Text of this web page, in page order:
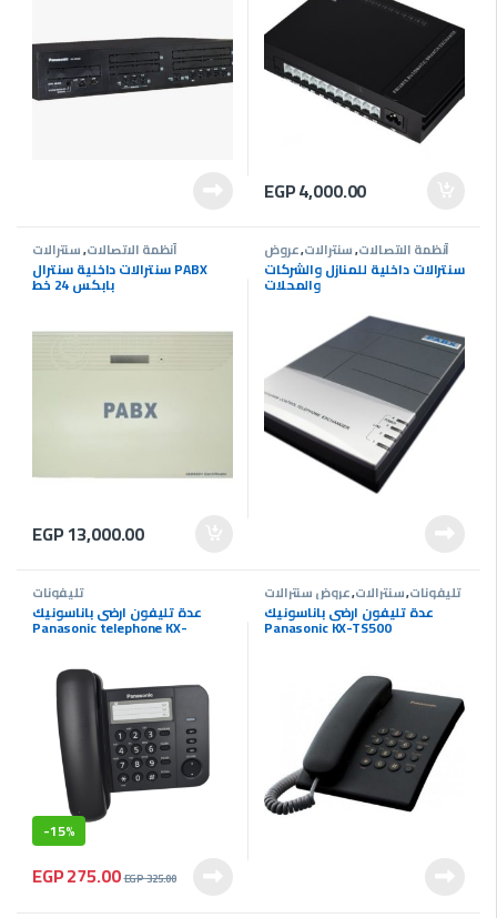
EGP4,000.00
أنظمة الاتصالات,سنترالات
سنترالات داخلية سنترال PABX
بابكس 24 خط
EGP13,000.00
أنظمة الاتصالات,سنترالات,عروض
سنترالات
سنترالات داخلية للمنازل والشركات
والمحلات
تليفونات
عدة تليفون ارضى باناسونيك
Panasonic telephone KX-
-15%
EGP275.00EGP325.00
تليفونات,سنترالات,عروض سنترالات
عدة تليفون ارضى باناسونيك
Panasonic KX-TS500